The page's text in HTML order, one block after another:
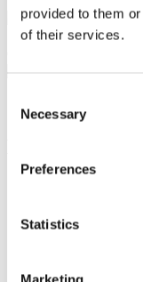
provided to them
of their services.
Selection
Necessary
Preferences
Statistics
Marketing
(B.U.R. Emilia
pdfLegge
Modifiche ed